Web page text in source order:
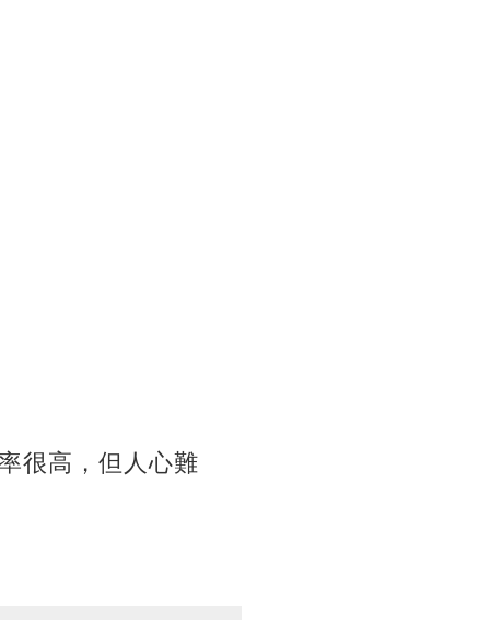
很高，但人心難